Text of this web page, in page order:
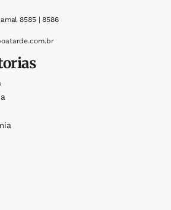
8585 | 8586